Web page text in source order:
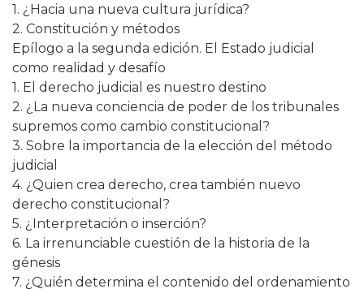
1. ¿Hacia una nueva cultura jurídica?
2. Constitución y métodos
Epílogo a la segunda edición. El Estado judicial
como realidad y desafío
1. El derecho judicial es nuestro destino
2. ¿La nueva conciencia de poder de los tribunales
supremos como cambio constitucional?
3. Sobre la importancia de la elección del método
judicial
4. ¿Quien crea derecho, crea también nuevo
derecho constitucional?
5. ¿Interpretación o inserción?
6. La irrenunciable cuestión de la historia de la
génesis
7. ¿Quién determina el contenido del ordenamiento